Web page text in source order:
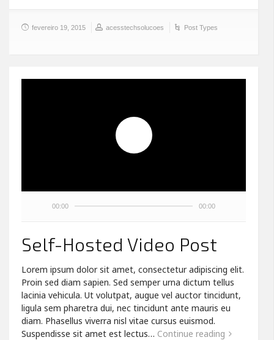
fevereiro 19, 2015 acesstechsolucoes Post Types
00:00 00:00
Self-Hosted Video Post
Lorem ipsum dolor sit amet, consectetur adipiscing elit.
Proin sed diam sapien. Sed semper urna dictum tellus
lacinia vehicula. Ut volutpat, augue vel auctor tincidunt,
ligula sem pharetra dui, nec tincidunt ante mauris eu
diam. Phasellus viverra nisl vitae cursus euismod.
Suspendisse sit amet est lectus… Continue reading